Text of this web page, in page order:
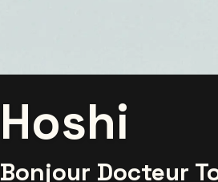
Hoshi
Bonjour Docteur